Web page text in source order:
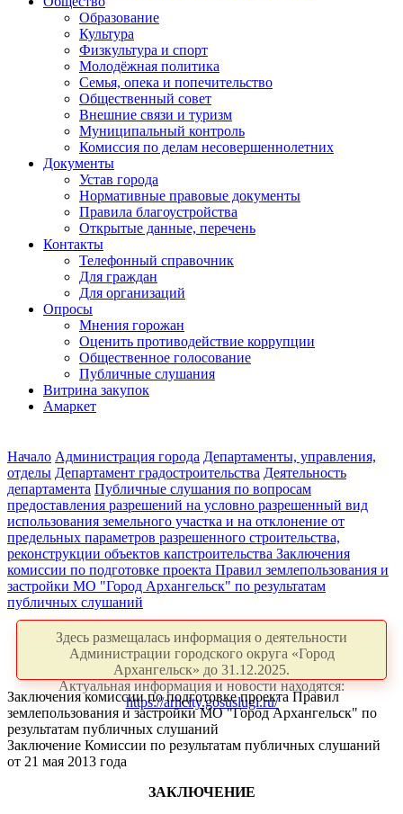
Образование
Культура
Физкультура и спорт
Молодёжная политика
Семья, опека и попечительство
Общественный совет
Внешние связи и туризм
Муниципальный контроль
Комиссия по делам несовершеннолетних
Документы
Устав города
Нормативные правовые документы
Правила благоустройства
Открытые данные, перечень
Контакты
Телефонный справочник
Для граждан
Для организаций
Опросы
Мнения горожан
Оценить противодействие коррупции
Общественное голосование
Публичные слушания
Витрина закупок
Амаркет
Начало Администрация города Департаменты, управления,
отделы Департамент градостроительства Деятельность
департамента Публичные слушания по вопросам
предоставления разрешений на условно разрешенный вид
использования земельного участка и на отклонение от
предельных параметров разрешенного строительства,
реконструкции объектов капстроительства Заключения
комиссии по подготовке проекта Правил землепользования и
застройки МО "Город Архангельск" по результатам
публичных слушаний
Здесь размещалась информация о деятельности
Администрации городского округа «Город
Архангельск» до 31.12.2025.
Актуальная информация и новости находятся:
https://arhcity.gosuslugi.ru/
Заключения комиссии по подготовке проекта Правил
землепользования и застройки МО "Город Архангельск" по
результатам публичных слушаний
Заключение Комиссии по результатам публичных слушаний
от 21 мая 2013 года
ЗАКЛЮЧЕНИЕ